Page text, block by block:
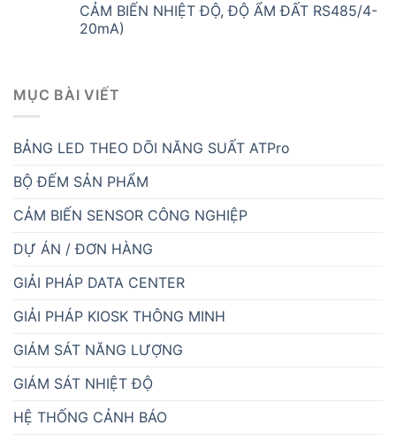
CẢM BIẾN NHIỆT ĐỘ, ĐỘ ẨM ĐẤT RS485/4-
20mA)
MỤC BÀI VIẾT
BẢNG LED THEO DÕI NĂNG SUẤT ATPro
BỘ ĐẾM SẢN PHẨM
CẢM BIẾN SENSOR CÔNG NGHIỆP
DỰ ÁN / ĐƠN HÀNG
GIẢI PHÁP DATA CENTER
GIẢI PHÁP KIOSK THÔNG MINH
GIÁM SÁT NĂNG LƯỢNG
GIÁM SÁT NHIỆT ĐỘ
HỆ THỐNG CẢNH BÁO